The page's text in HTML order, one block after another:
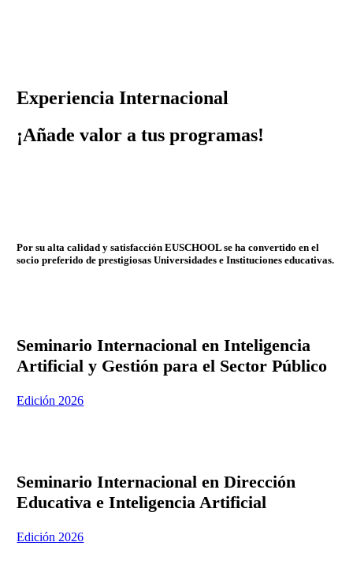
Experiencia Internacional
¡Añade valor a tus programas!
Por su alta calidad y satisfacción EUSCHOOL se ha convertido en el
socio preferido de prestigiosas Universidades e Instituciones educativas.
Seminario Internacional en Inteligencia
Artificial y Gestión para el Sector Público
Edición 2026
Seminario Internacional en Dirección
Educativa e Inteligencia Artificial
Edición 2026